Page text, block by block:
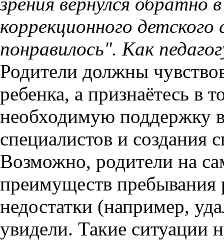
коррекционного
понравилось". Как
Родители должны
ребенка, а признаётесь в
необходимую поддержку
специалистов и создания
Возможно, родители на
преимуществ пребывания
недостатки (например,
увидели. Такие ситуации